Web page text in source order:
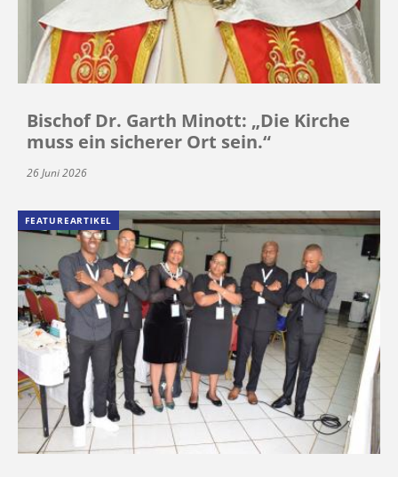
Bischof Dr. Garth Minott: „Die Kirche
muss ein sicherer Ort sein.“
26 Juni 2026
FEATUREARTIKEL